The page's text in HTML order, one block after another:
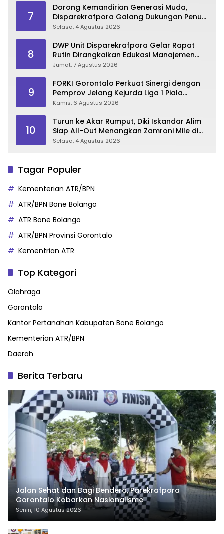
7
Dorong Kemandirian Generasi Muda,
Disparekrafpora Galang Dukungan Penuh
Para Aleg Deprov
Selasa, 4 Agustus 2026
8
DWP Unit Disparekrafpora Gelar Rapat
Rutin Dirangkaikan Edukasi Manajemen
Stres
Jumat, 7 Agustus 2026
9
FORKI Gorontalo Perkuat Sinergi dengan
Pemprov Jelang Kejurda Liga 1 Piala
Gubernur 2026
Kamis, 6 Agustus 2026
10
Turun ke Akar Rumput, Diki Iskandar Alim
Siap All-Out Menangkan Zamroni Mile di
Pilkada Bone Bolango
Selasa, 4 Agustus 2026
Tagar Populer
Kementerian ATR/BPN
ATR/BPN Bone Bolango
ATR Bone Bolango
ATR/BPN Provinsi Gorontalo
Kementrian ATR
Top Kategori
Olahraga
Gorontalo
Kantor Pertanahan Kabupaten Bone Bolango
Kementerian ATR/BPN
Daerah
Berita Terbaru
Jalan Sehat dan Bagi Bendera, Parekrafpora
Gorontalo Kobarkan Nasionalisme
Senin, 10 Agustus 2026